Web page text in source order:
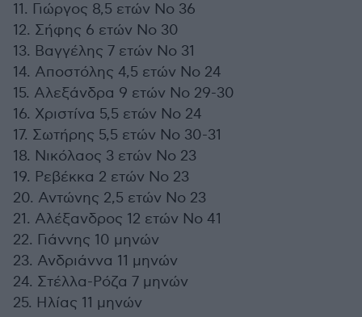
11. Γιώργος 8,5 ετών Νο 36
12. Σήφης 6 ετών Νο 30
13. Βαγγέλης 7 ετών Νο 31
14. Αποστόλης 4,5 ετών Νο 24
15. Αλεξάνδρα 9 ετών Νο 29-30
16. Χριστίνα 5,5 ετών Νο 24
17. Σωτήρης 5,5 ετών Νο 30-31
18. Νικόλαος 3 ετών Νο 23
19. Ρεβέκκα 2 ετών Νο 23
20. Αντώνης 2,5 ετών Νο 23
21. Αλέξανδρος 12 ετών Νο 41
22. Γιάννης 10 μηνών
23. Ανδριάννα 11 μηνών
24. Στέλλα-Ρόζα 7 μηνών
25. Ηλίας 11 μηνών